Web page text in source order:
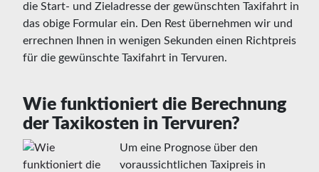
die Start- und Zieladresse der gewünschten Taxifahrt in
das obige Formular ein. Den Rest übernehmen wir und
errechnen Ihnen in wenigen Sekunden einen Richtpreis
für die gewünschte Taxifahrt in Tervuren.
Wie funktioniert die Berechnung
der Taxikosten in Tervuren?
Um eine Prognose über den
voraussichtlichen Taxipreis in